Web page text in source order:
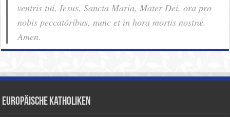
ventris tui, Iesus. Sancta Maria, Mater Dei, ora pro
nobis pec­ca­tóribus, nunc et in hora mortis nostræ.
Amen.
Europäische Katholiken